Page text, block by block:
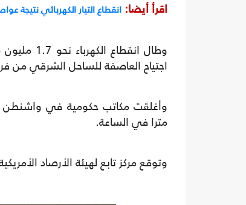
اقرأ أيضا: انقطاع التيار الكهربائي نتيجة
وطال
اجتياح العاصفة للساحل الشرقي من
مترا في الساعة.
وتوقع مركز تابع لهيئة الأرصاد